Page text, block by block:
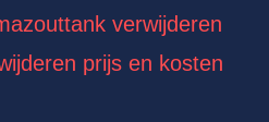
verwijderen
prijs en kosten